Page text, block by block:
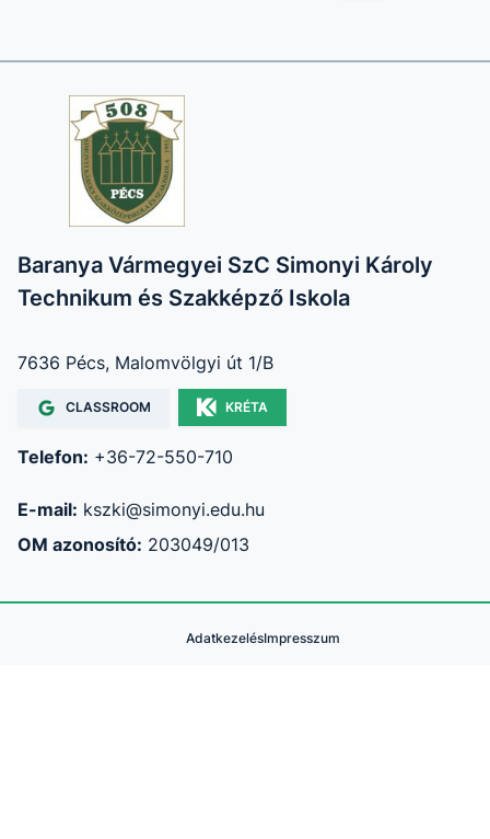
Baranya Vármegyei SzC Simonyi Károly
Technikum és Szakképző Iskola
7636 Pécs, Malomvölgyi út 1/B
CLASSROOM KRÉTA
Telefon: +36-72-550-710
E-mail: kszki@simonyi.edu.hu
OM azonosító: 203049/013
AdatkezelésImpresszum